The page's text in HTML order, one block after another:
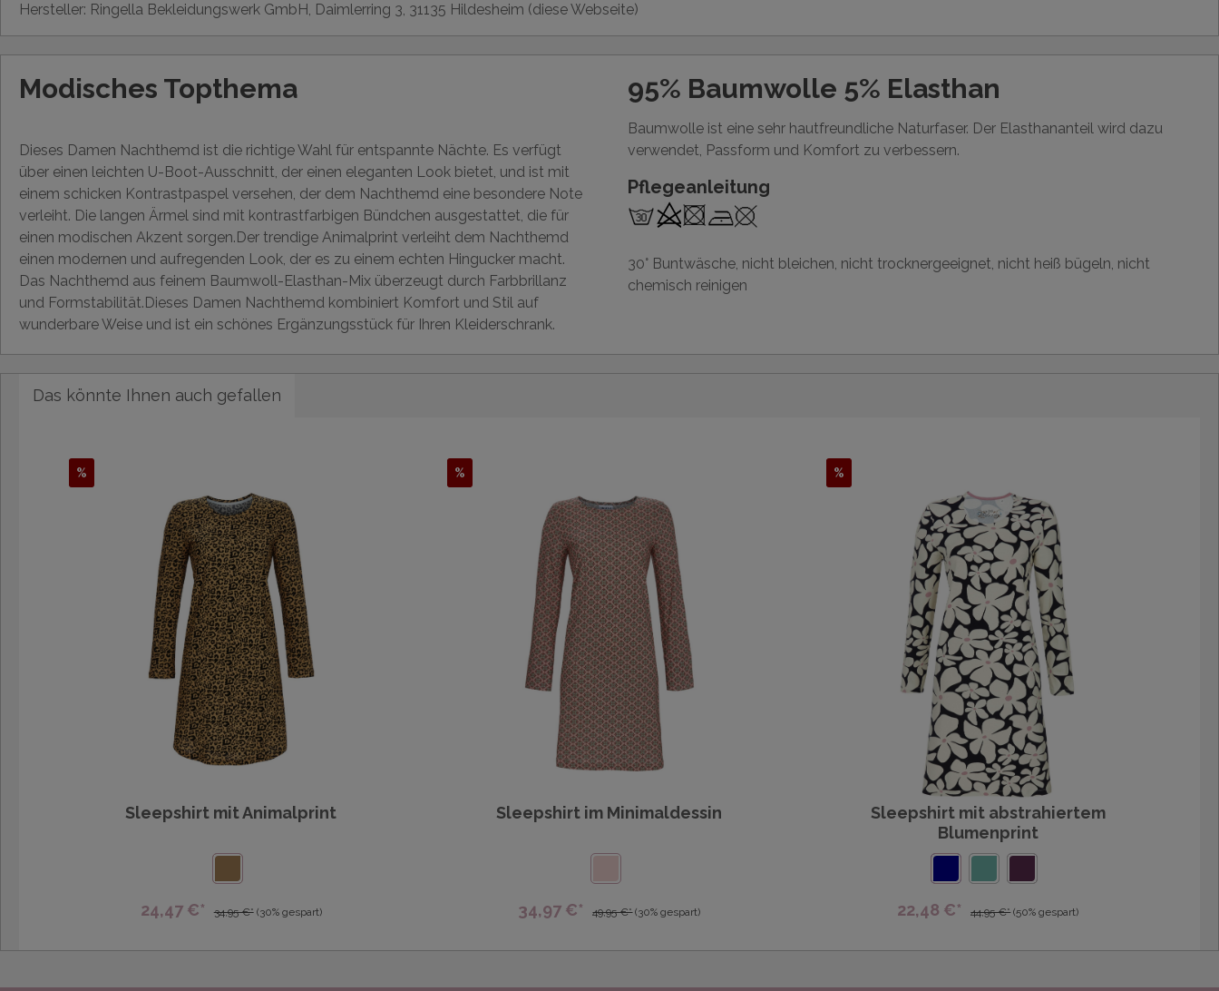
Hersteller: Ringella Bekleidungswerk GmbH, Daimlerring 3, 31135 Hildesheim (diese Webseite)
Modisches Topthema
Dieses Damen Nachthemd ist die richtige Wahl für entspannte Nächte. Es verfügt
über einen leichten U-Boot-Ausschnitt, der einen eleganten Look bietet, und ist mit
einem schicken Kontrastpaspel versehen, der dem Nachthemd eine besondere Note
verleiht. Die langen Ärmel sind mit kontrastfarbigen Bündchen ausgestattet, die für
einen modischen Akzent sorgen.Der trendige Animalprint verleiht dem Nachthemd
einen modernen und aufregenden Look, der es zu einem echten Hingucker macht.
Das Nachthemd aus feinem Baumwoll-Elasthan-Mix überzeugt durch Farbbrillanz
und Formstabilität.Dieses Damen Nachthemd kombiniert Komfort und Stil auf
wunderbare Weise und ist ein schönes Ergänzungsstück für Ihren Kleiderschrank.
95% Baumwolle 5% Elasthan
Baumwolle ist eine sehr hautfreundliche Naturfaser. Der Elasthananteil wird dazu
verwendet, Passform und Komfort zu verbessern.
Pflegeanleitung
30° Buntwäsche, nicht bleichen, nicht trocknergeeignet, nicht heiß bügeln, nicht
chemisch reinigen
Das könnte Ihnen auch gefallen
%
Sleepshirt mit Animalprint
24,47 €* 34,95 €* (30% gespart)
%
Sleepshirt im Minimaldessin
34,97 €* 49,95 €* (30% gespart)
%
Sleepshirt mit abstrahiertem
Blumenprint
22,48 €* 44,95 €* (50% gespart)